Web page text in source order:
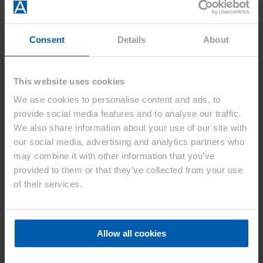
Consent Details About
This website uses cookies
We use cookies to personalise content and ads, to
provide social media features and to analyse our traffic.
We also share information about your use of our site with
our social media, advertising and analytics partners who
may combine it with other information that you’ve
provided to them or that they’ve collected from your use
of their services.
Allow all cookies
für die Nutzung in Stoffen verwendet wird. Futter von hochwertigen
industriellen Abwasserbehandlungssystemen, die für die nachhaltige
Einsatz von Microza™ vorgesehen, einer Hohlfasermembran für
Filtrationssysteme aus Polyvinylidenfluorid (PVDF). Diese
Membran umfasst einen weiten Anwendungsbereich, von
Chemikalien und hochpräziser Elektronik bis hin zu Trinkwasser,
Abwasser, Lebensmitteln, Pharmazeutika, Kraftwerken und
Umweltschutz.
Fast ein halbes Jahrhundert Bemberg™ in Indien
werden vor allem von indischen Frauen getragene traditionelle
Kleidungsstücke aus der regenerativen Faser hergestellt. Mit einem
wachsenden Exportvolumen von über 4.000 Tonnen pro Jahr ist
Indien derzeit der Kernmarkt des Bemberg™-Geschäfts. Durch die